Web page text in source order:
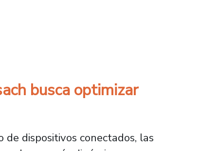
busca optimizar
dispositivos conectados, las